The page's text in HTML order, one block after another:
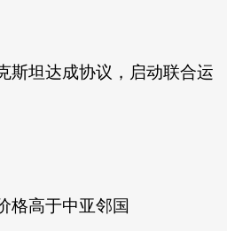
斯坦达成协议，启动联合运
格高于中亚邻国